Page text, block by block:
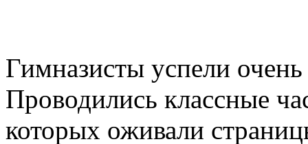
Гимназисты успели
Проводились классные
которых оживали